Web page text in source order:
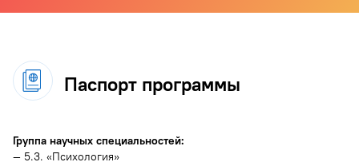
Паспорт программы
Группа научных специальностей:
— 5.3. «Психология»